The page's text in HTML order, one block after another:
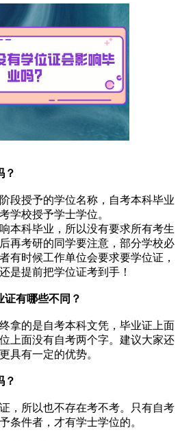
？
段授予的学位名称，自考本科毕业
学校授予学士学位。
本科毕业，所以没有要求所有考生
再考研的同学要注意，部分学校必
有时候工作单位会要求要学位证，
是提前把学位证考到手！
证有哪些不同？
拿的是自考本科文凭，毕业证上面
上面没有自考两个字。建议大家还
具有一定的优势。
？
，所以也不存在考不考。只有自考
条件者，才有学士学位的。